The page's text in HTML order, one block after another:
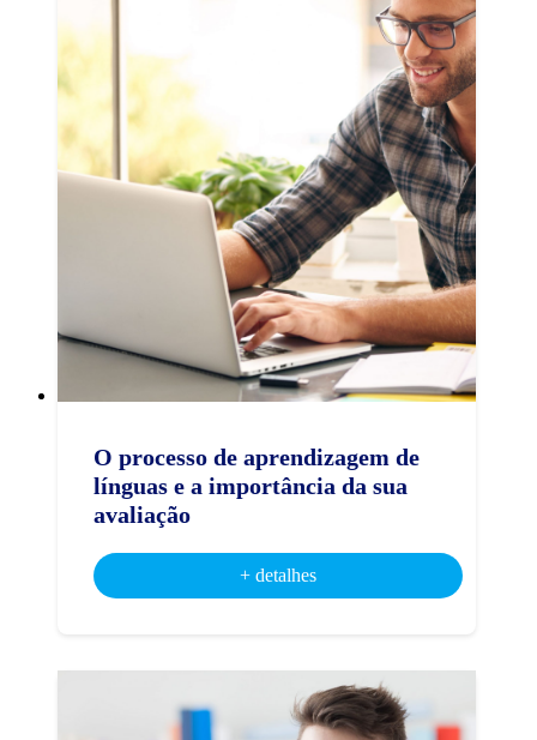
O processo de aprendizagem de
línguas e a importância da sua
avaliação
+ detalhes